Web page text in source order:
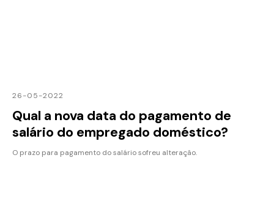
26-05-2022
Qual a nova data do pagamento de
salário do empregado doméstico?
O prazo para pagamento do salário sofreu alteração.